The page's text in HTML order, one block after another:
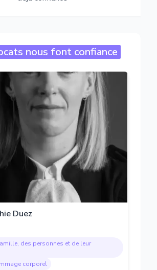
nous font confiance
Duez
des personnes et de leur
corporel